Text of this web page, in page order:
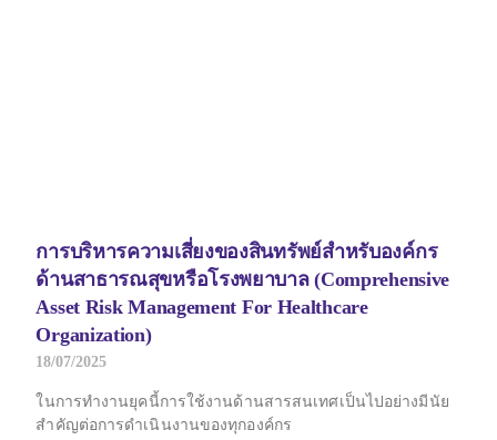
การบริหารความเสี่ยงของสินทรัพย์สำหรับองค์กร
ด้านสาธารณสุขหรือโรงพยาบาล (Comprehensive
Asset Risk Management For Healthcare
Organization)
18/07/2025
ในการทำงานยุคนี้การใช้งานด้านสารสนเทศเป็นไปอย่างมีนัย
สำคัญต่อการดำเนินงานของทุกองค์กร